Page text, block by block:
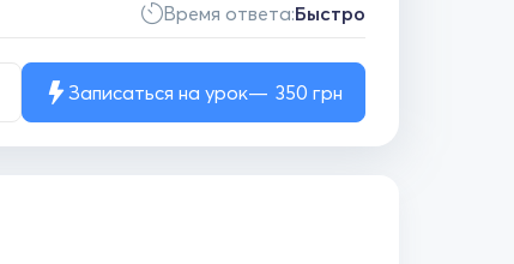
Время ответа:Быстро
Записаться на урок 350 грн